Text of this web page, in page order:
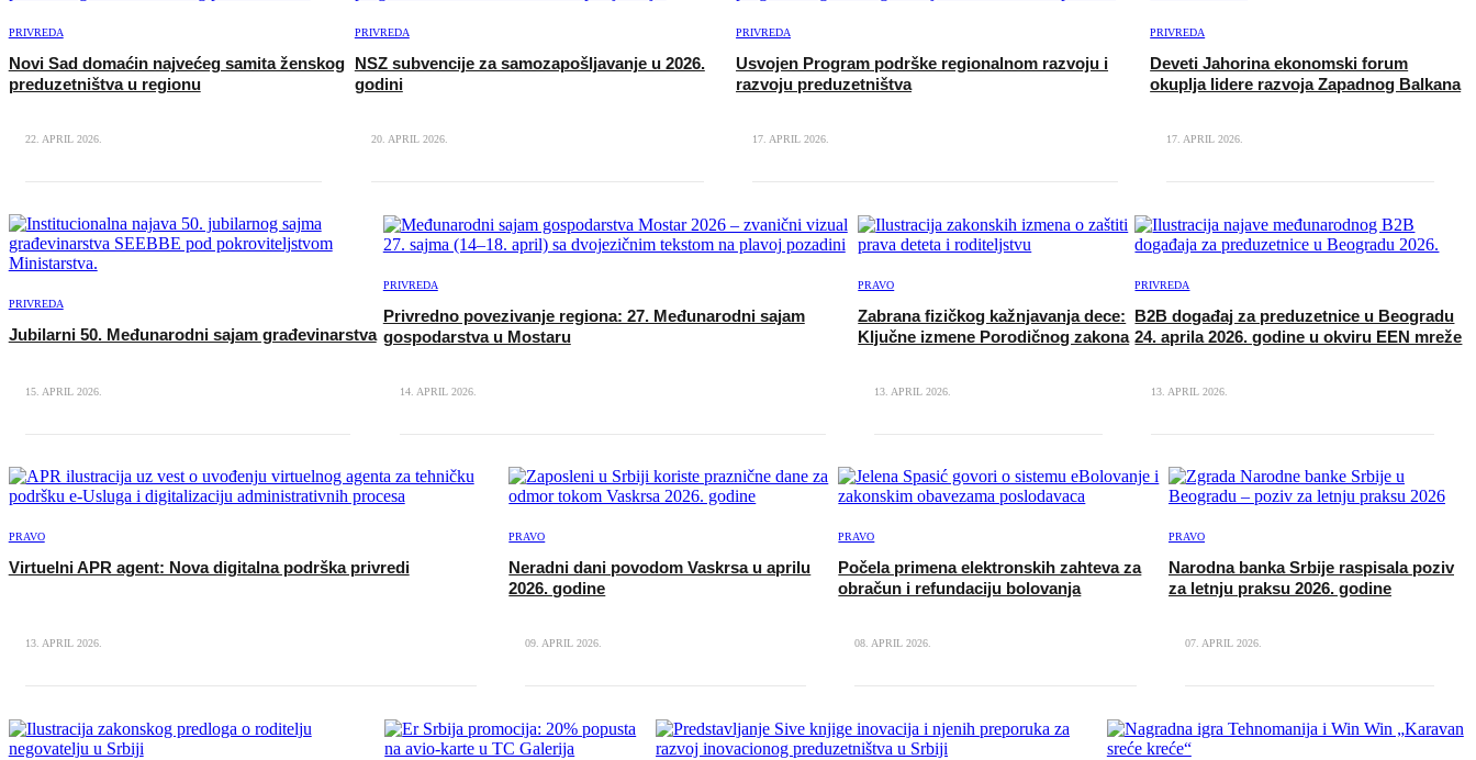
PRIVREDA
Novi Sad domaćin najvećeg samita ženskog
preduzetništva u regionu
22. APRIL 2026.
PRIVREDA
NSZ subvencije za samozapošljavanje u 2026.
godini
20. APRIL 2026.
PRIVREDA
Usvojen Program podrške regionalnom razvoju i
razvoju preduzetništva
17. APRIL 2026.
PRIVREDA
Deveti Jahorina ekonomski forum
okuplja lidere razvoja Zapadnog Balkana
17. APRIL 2026.
PRIVREDA
Jubilarni 50. Međunarodni sajam građevinarstva
15. APRIL 2026.
PRIVREDA
Privredno povezivanje regiona: 27. Međunarodni sajam
gospodarstva u Mostaru
14. APRIL 2026.
PRAVO
Zabrana fizičkog kažnjavanja dece:
Ključne izmene Porodičnog zakona
13. APRIL 2026.
PRIVREDA
B2B događaj za preduzetnice u Beogradu
24. aprila 2026. godine u okviru EEN mreže
13. APRIL 2026.
PRAVO
Virtuelni APR agent: Nova digitalna podrška privredi
13. APRIL 2026.
PRAVO
Neradni dani povodom Vaskrsa u aprilu
2026. godine
09. APRIL 2026.
PRAVO
Počela primena elektronskih zahteva za
obračun i refundaciju bolovanja
08. APRIL 2026.
PRAVO
Narodna banka Srbije raspisala poziv
za letnju praksu 2026. godine
07. APRIL 2026.